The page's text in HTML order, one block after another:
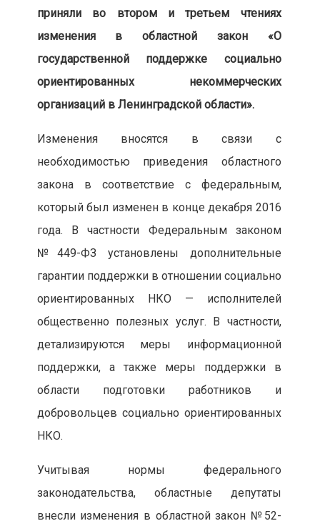
приняли во втором и третьем чтениях
изменения в областной закон «О
государственной поддержке социально
ориентированных некоммерческих
организаций в Ленинградской области».
Изменения вносятся в связи с
необходимостью приведения областного
закона в соответствие с федеральным,
который был изменен в конце декабря 2016
года. В частности Федеральным законом
№449-ФЗ установлены дополнительные
гарантии поддержки в отношении социально
ориентированных НКО — исполнителей
общественно полезных услуг. В частности,
детализируются меры информационной
поддержки, а также меры поддержки в
области подготовки работников и
добровольцев социально ориентированных
НКО.
Учитывая нормы федерального
законодательства, областные депутаты
внесли изменения в областной закон №52-